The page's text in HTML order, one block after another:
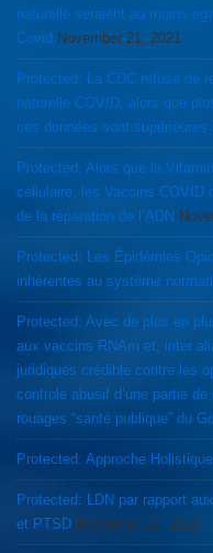
naturelle seraient au moins
Covid November 21, 2021
Protected: La CDC refuse de
naturelle COVID, alors que
ces données sont supérieures
Protected: Alors que la
cellulaire, les Vaccins COVID
de la réparation de l’ADN
Protected: Les Épidémies
inhérentes au système
Protected: Avec de plus en
aux vaccins RNAm et, inter
juridiques crédible contre les
controle abusif d’une partie
rouages “santé publique” du
Protected: Approche
Protected: LDN par rapport
et PTSD November 21, 2021